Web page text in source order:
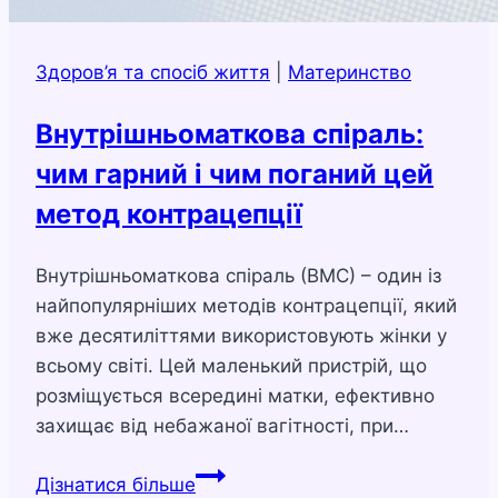
Здоров’я та спосіб життя Материнство
Внутрішньоматкова спіраль:
чим гарний і чим поганий цей
метод контрацепції
Внутрішньоматкова спіраль (ВМС) – один із
найпопулярніших методів контрацепції, який
вже десятиліттями використовують жінки у
всьому світі. Цей маленький пристрій, що
розміщується всередині матки, ефективно
захищає від небажаної вагітності, при…
Дізнатися більшеВнутрішньоматкова